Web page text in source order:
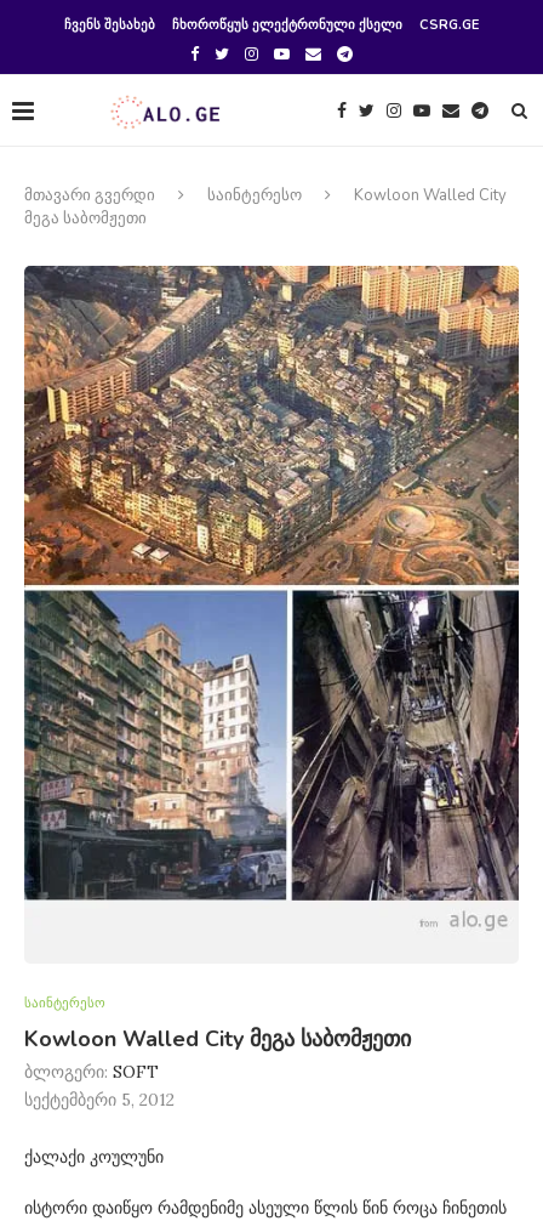
ᲩᲕᲔᲜᲡ ᲨᲔᲡᲐᲮᲔᲑ ᲩᲮᲝᲠᲝᲬᲧᲣᲡ ᲔᲚᲔᲥᲢᲠᲝᲜᲣᲚᲘ ᲥᲡᲔᲚᲘ CSRG.GE
მთავარი გვერდი საინტერესო
Kowloon Walled City
მეგა საბომჟეთი
საინტერესო
Kowloon Walled City მეგა საბომჟეთი
ბლოგერი: SOFT
სექტემბერი 5, 2012
ქალაქი კოულუნი
ისტორი დაიწყო რამდენიმე ასეული წლის წინ როცა ჩინეთის